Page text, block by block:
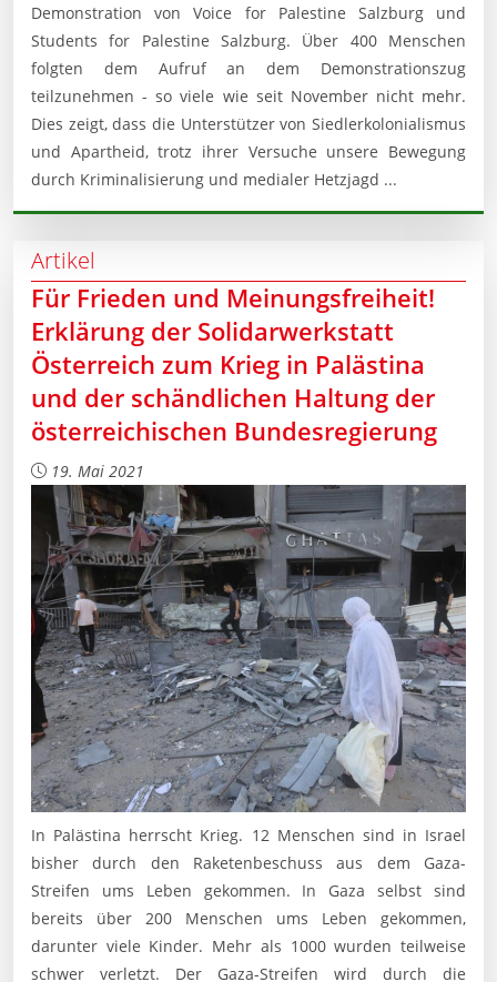
Demonstration von Voice for Palestine Salzburg und
Students for Palestine Salzburg. Über 400 Menschen
folgten dem Aufruf an dem Demonstrationszug
teilzunehmen - so viele wie seit November nicht mehr.
Dies zeigt, dass die Unterstützer von Siedlerkolonialismus
und Apartheid, trotz ihrer Versuche unsere Bewegung
durch Kriminalisierung und medialer Hetzjagd ...
Artikel
Für Frieden und Meinungsfreiheit!
Erklärung der Solidarwerkstatt
Österreich zum Krieg in Palästina
und der schändlichen Haltung der
österreichischen Bundesregierung
19. Mai 2021
In Palästina herrscht Krieg. 12 Menschen sind in Israel
bisher durch den Raketenbeschuss aus dem Gaza-
Streifen ums Leben gekommen. In Gaza selbst sind
bereits über 200 Menschen ums Leben gekommen,
darunter viele Kinder. Mehr als 1000 wurden teilweise
schwer verletzt. Der Gaza-Streifen wird durch die